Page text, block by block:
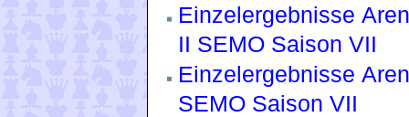
Einzelergebnisse
II SEMO Saison VII
Einzelergebnisse
SEMO Saison VII